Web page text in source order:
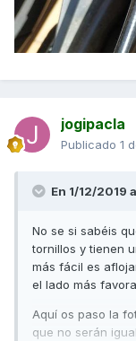
jogipacla
Publicado 1
En 1/12/2019
No se si sabéis
tornillos y tienen
más fácil es
el lado más
Aquí os paso la
que no serán